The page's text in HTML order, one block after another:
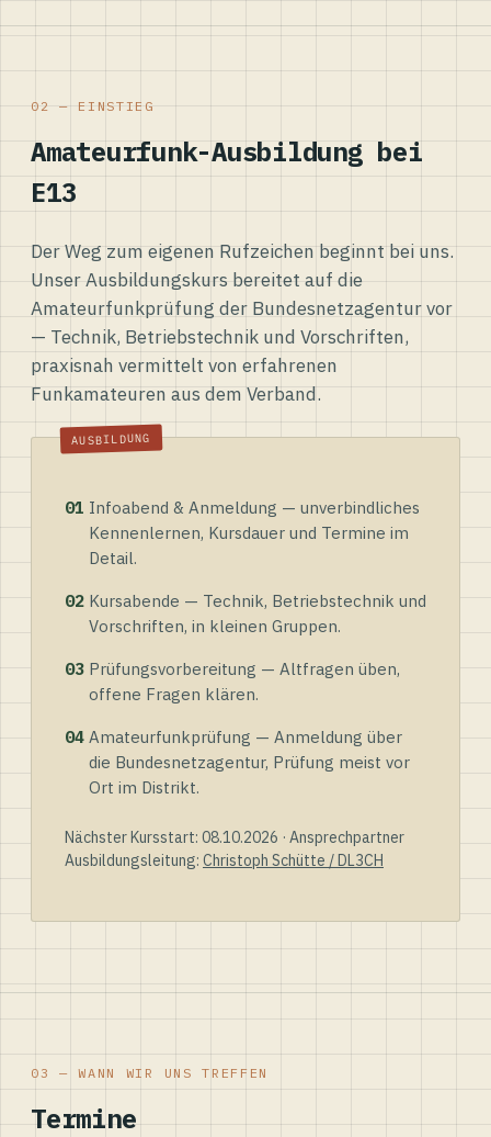
02 — EINSTIEG
Amateurfunk-Ausbildung bei
E13
Der Weg zum eigenen Rufzeichen beginnt bei uns.
Unser Ausbildungskurs bereitet auf die
Amateurfunkprüfung der Bundesnetzagentur vor
— Technik, Betriebstechnik und Vorschriften,
praxisnah vermittelt von erfahrenen
Funkamateuren aus dem Verband.
01 Infoabend & Anmeldung — unverbindliches
Kennenlernen, Kursdauer und Termine im
Detail.
02 Kursabende — Technik, Betriebstechnik und
Vorschriften, in kleinen Gruppen.
03 Prüfungsvorbereitung — Altfragen üben,
offene Fragen klären.
04 Amateurfunkprüfung — Anmeldung über
die Bundesnetzagentur, Prüfung meist vor
Ort im Distrikt.
Nächster Kursstart: 08.10.2026 · Ansprechpartner
Ausbildungsleitung: Christoph Schütte / DL3CH
03 — WANN WIR UNS TREFFEN
Termine